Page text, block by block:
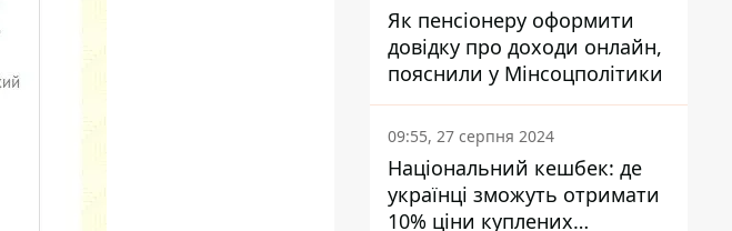
Як пенсіонеру оформити
довідку про доходи онлайн,
пояснили у Мінсоцполітики
09:55, 27 серпня 2024
Національний кешбек: де
українці зможуть отримати
10% ціни куплених